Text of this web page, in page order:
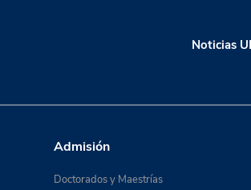
Noticias
Admisión
Doctorados y Maestrías